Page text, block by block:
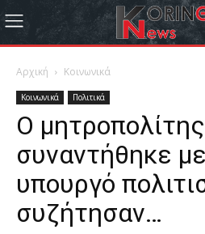
Αρχική Κοινωνικά
Κοινωνικά Πολιτικά
Ο
συναντήθηκε
υπουργό
συζήτησαν…